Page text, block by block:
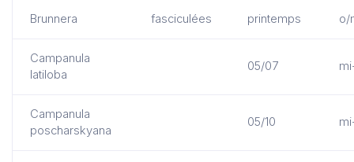
Brunnera fasciculées printemps o/
Campanula
latiloba
05/07
Campanula
poscharskyana
05/10